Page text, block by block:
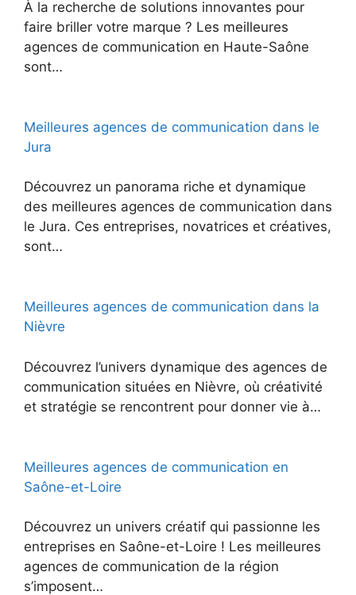
À la recherche de solutions innovantes pour
faire briller votre marque ? Les meilleures
agences de communication en Haute-Saône
sont…
Meilleures agences de communication dans le
Jura
Découvrez un panorama riche et dynamique
des meilleures agences de communication dans
le Jura. Ces entreprises, novatrices et créatives,
sont…
Meilleures agences de communication dans la
Nièvre
Découvrez l’univers dynamique des agences de
communication situées en Nièvre, où créativité
et stratégie se rencontrent pour donner vie à…
Meilleures agences de communication en
Saône-et-Loire
Découvrez un univers créatif qui passionne les
entreprises en Saône-et-Loire ! Les meilleures
agences de communication de la région
s’imposent…